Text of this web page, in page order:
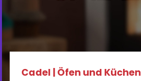
Cadel | Öfen und Küchen